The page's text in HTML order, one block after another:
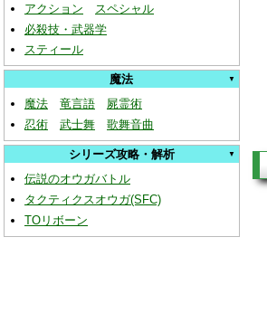
アクション
スペシャル
必殺技・武器学
スティール
魔法
魔法
竜言語
屍霊術
忍術
武士舞 歌舞音曲
シリーズ攻略・解析
伝説のオウガバトル
タクティクスオウガ(SFC)
TOリボーン